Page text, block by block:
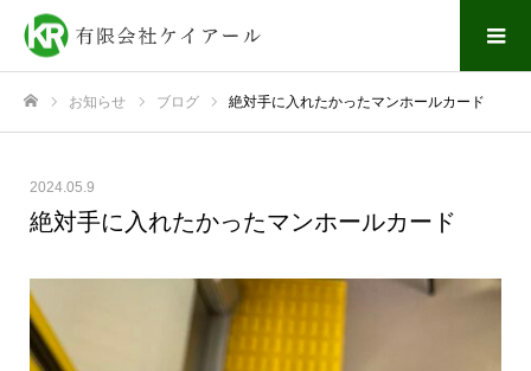
お知らせ ブログ 絶対手に入れたかったマンホールカード
2024.05.9
絶対手に入れたかったマンホールカード